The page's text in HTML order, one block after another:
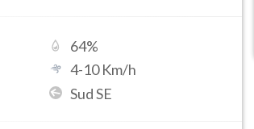
64%
4-10Km/h
Sud SE